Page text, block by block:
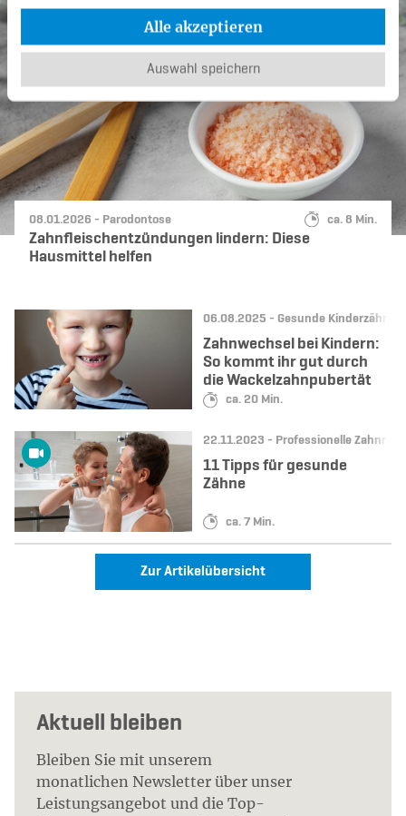
Alle akzeptieren
Auswahl speichern
Datum:
08.01.2026 - Kategorie:
Parodontose Lesedauer:
ca. 8 Min.
Zahnfleischentzündungen lindern: Diese
Hausmittel helfen
Datum:
06.08.2025 - Kategorie:
Gesunde Kinderzähne
Lesedauer:
ca. 20 Min.
Zahnwechsel bei Kindern:
So kommt ihr gut durch
die Wackelzahnpubertät
Datum:
22.11.2023 - Kategorie:
Professionelle
Lesedauer:
ca. 7 Min.
11 Tipps für gesunde
Zähne
Zur Artikelübersicht
Aktuell bleiben
Bleiben Sie mit unserem
monatlichen Newsletter über unser
Leistungsangebot und die Top-